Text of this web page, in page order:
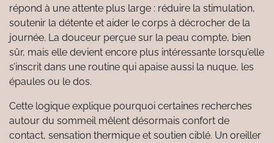
répond à une attente plus large : réduire la stimulation,
soutenir la détente et aider le corps à décrocher de la
journée. La douceur perçue sur la peau compte, bien
sûr, mais elle devient encore plus intéressante lorsqu’elle
s’inscrit dans une routine qui apaise aussi la nuque, les
épaules ou le dos.
Cette logique explique pourquoi certaines recherches
autour du sommeil mêlent désormais confort de
contact, sensation thermique et soutien ciblé. Un oreiller